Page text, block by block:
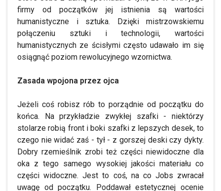
firmy od początków jej istnienia są wartości
humanistyczne i sztuka. Dzięki mistrzowskiemu
połączeniu sztuki i technologii, wartości
humanistycznych ze ścisłymi często udawało im się
osiągnąć poziom rewolucyjnego wzornictwa.
Zasada wpojona przez ojca
Jeżeli coś robisz rób to porządnie od początku do
końca. Na przykładzie zwykłej szafki - niektórzy
stolarze robią front i boki szafki z lepszych desek, to
czego nie widać zaś - tył - z gorszej deski czy dykty.
Dobry rzemieślnik zrobi też części niewidoczne dla
oka z tego samego wysokiej jakości materiału co
części widoczne. Jest to coś, na co Jobs zwracał
uwagę od początku. Poddawał estetycznej ocenie